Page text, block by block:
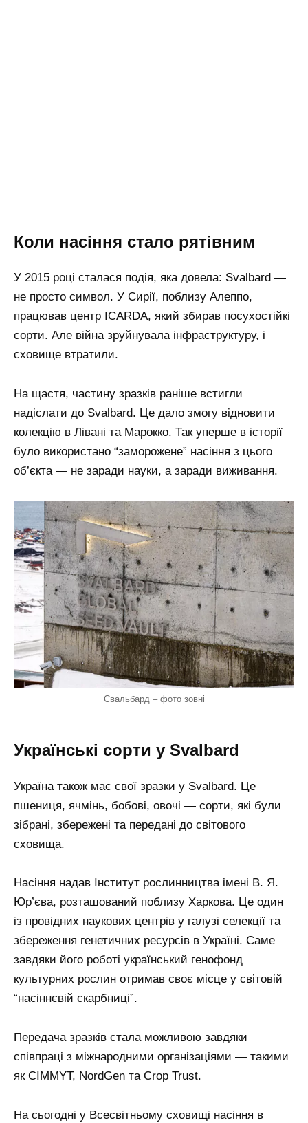
Коли насіння стало рятівним
У 2015 році сталася подія, яка довела: Svalbard —
не просто символ. У Сирії, поблизу Алеппо,
працював центр ICARDA, який збирав посухостійкі
сорти. Але війна зруйнувала інфраструктуру, і
сховище втратили.
На щастя, частину зразків раніше встигли
надіслати до Svalbard. Це дало змогу відновити
колекцію в Лівані та Марокко. Так уперше в історії
було використано “заморожене” насіння з цього
об’єкта — не заради науки, а заради виживання.
Свальбард – фото зовні
Українські сорти у Svalbard
Україна також має свої зразки у Svalbard. Це
пшениця, ячмінь, бобові, овочі — сорти, які були
зібрані, збережені та передані до світового
сховища.
Насіння надав Інститут рослинництва імені В. Я.
Юр’єва, розташований поблизу Харкова. Це один
із провідних наукових центрів у галузі селекції та
збереження генетичних ресурсів в Україні. Саме
завдяки його роботі український генофонд
культурних рослин отримав своє місце у світовій
“насіннєвій скарбниці”.
Передача зразків стала можливою завдяки
співпраці з міжнародними організаціями — такими
як CIMMYT, NordGen та Crop Trust.
На сьогодні у Всесвітньому сховищі насіння в